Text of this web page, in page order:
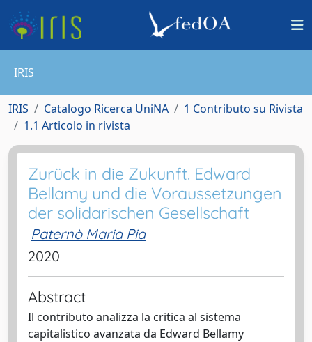
IRIS
IRIS Catalogo Ricerca UniNA
1 Contributo su Rivista
1.1 Articolo in rivista
Zurück in die Zukunft. Edward
Bellamy und die Voraussetzungen
der solidarischen Gesellschaft
Paternò Maria Pia
2020
Abstract
Il contributo analizza la critica al sistema
capitalistico avanzata da Edward Bellamy